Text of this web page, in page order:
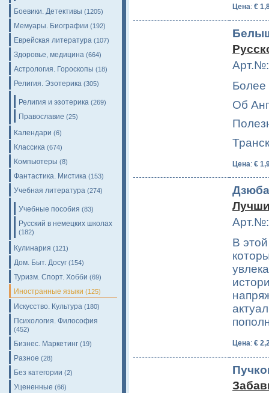
Боевики. Детективы (1205)
Мемуары. Биографии (192)
Еврейская литература (107)
Здоровье, медицина (664)
Астрология. Гороскопы (18)
Религия. Эзотерика (305)
Религия и эзотерика (269)
Православие (25)
Календари (6)
Классика (674)
Компьютеры (8)
Фантастика. Мистика (153)
Учебная литература (274)
Учебные пособия (83)
Русский в немецких школах
(182)
Кулинария (121)
Дом. Быт. Досуг (154)
Туризм. Спорт. Хобби (69)
Иностранные языки (125)
Искусство. Культура (180)
Психология. Философия
(452)
Бизнес. Маркетинг (19)
Разное (28)
Без категории (2)
Уцененные (66)
Цена: €
Более
Об
Цена: €
В
Цена: €